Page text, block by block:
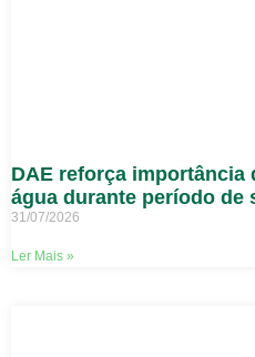
DAE reforça importância
água durante período de
31/07/2026
Ler Mais »